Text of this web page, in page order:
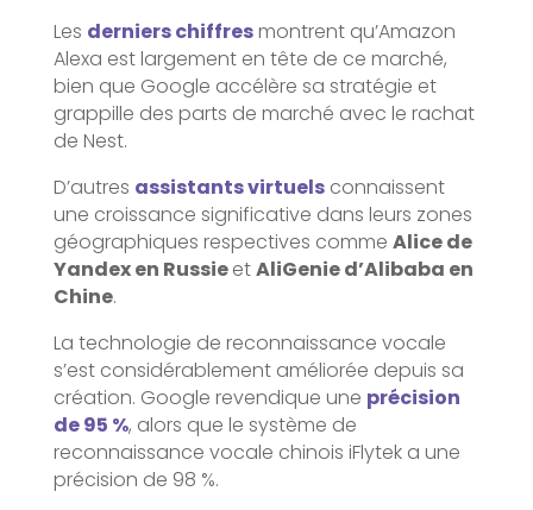
Les derniers chiffresmontrent qu’Amazon
Alexa est largement en tête de ce marché,
bien que Google accélère sa stratégie et
grappille des parts de marché avec le rachat
de Nest.
D’autres assistants virtuelsconnaissent
une croissance significative dans leurs zones
géographiques respectives comme Alice de
Yandex en RussieetAliGenie d’Alibaba en
Chine.
La technologie de reconnaissance vocale
s’est considérablement améliorée depuis sa
création. Google revendique une précision
de 95 %, alors que le système de
reconnaissance vocale chinois iFlytek a une
précision de 98 %.